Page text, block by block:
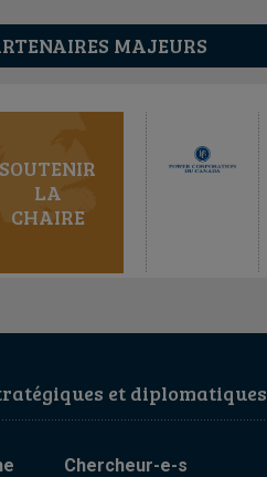
MAJEURS
SOUTENIR
LA
CHAIRE
et diplomatiques
Chercheur-e-s